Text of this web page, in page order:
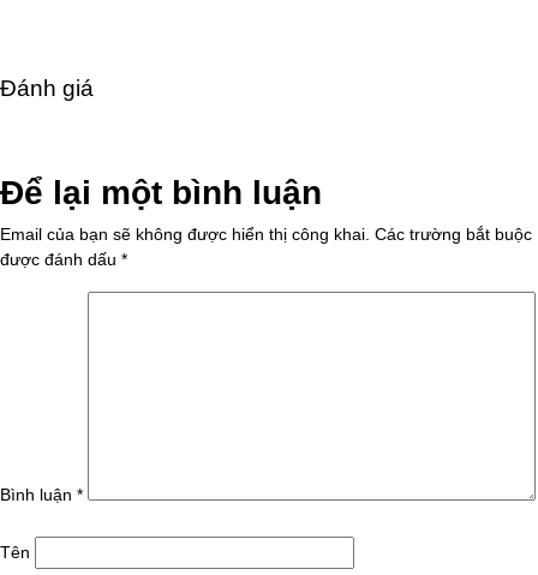
Đánh giá
Để lại một bình luận
Email của bạn sẽ không được hiển thị công khai. Các trường bắt buộc
được đánh dấu *
Bình luận *
Tên